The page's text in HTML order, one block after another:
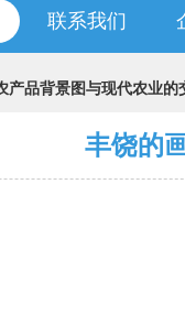
联系我们
产品背景图与现代农业的
丰饶的